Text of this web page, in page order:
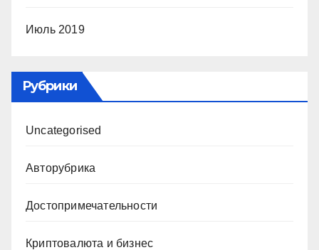
Июль 2019
Рубрики
Uncategorised
Авторубрика
Достопримечательности
Криптовалюта и бизнес